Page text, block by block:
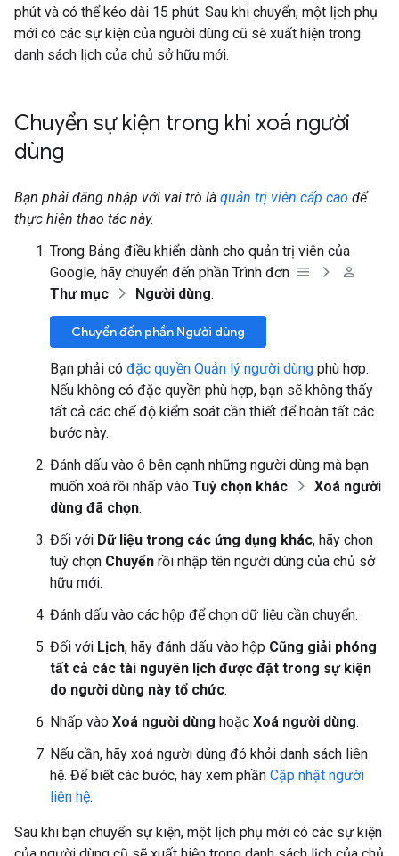
phút và có thể kéo dài 15 phút. Sau khi chuyển, một lịch phụ
mới có các sự kiện của người dùng cũ sẽ xuất hiện trong
danh sách lịch của chủ sở hữu mới.
Chuyển sự kiện trong khi xoá người
dùng
Bạn phải đăng nhập với vai trò là quản trị viên cấp cao để
thực hiện thao tác này.
Trong Bảng điều khiển dành cho quản trị viên của
Google, hãy chuyển đến phần Trình đơn
Thư mục
Người dùng.
Chuyển đến phần Người dùng
Bạn phải có đặc quyền Quản lý người dùng phù hợp.
Nếu không có đặc quyền phù hợp, bạn sẽ không thấy
tất cả các chế độ kiểm soát cần thiết để hoàn tất các
bước này.
Đánh dấu vào ô bên cạnh những người dùng mà bạn
muốn xoá rồi nhấp vào Tuỳ chọn khác
Xoá người
dùng đã chọn.
Đối với Dữ liệu trong các ứng dụng khác, hãy chọn
tuỳ chọn Chuyển rồi nhập tên người dùng của chủ sở
hữu mới.
Đánh dấu vào các hộp để chọn dữ liệu cần chuyển.
Đối với Lịch, hãy đánh dấu vào hộp Cũng giải phóng
tất cả các tài nguyên lịch được đặt trong sự kiện
do người dùng này tổ chức.
Nhấp vào Xoá người dùng hoặc Xoá người dùng.
Nếu cần, hãy xoá người dùng đó khỏi danh sách liên
hệ. Để biết các bước, hãy xem phần Cập nhật người
liên hệ.
Sau khi bạn chuyển sự kiện, một lịch phụ mới có các sự kiện